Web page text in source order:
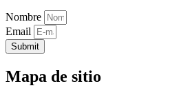
Nombre
Email
Submit
Mapa de sitio